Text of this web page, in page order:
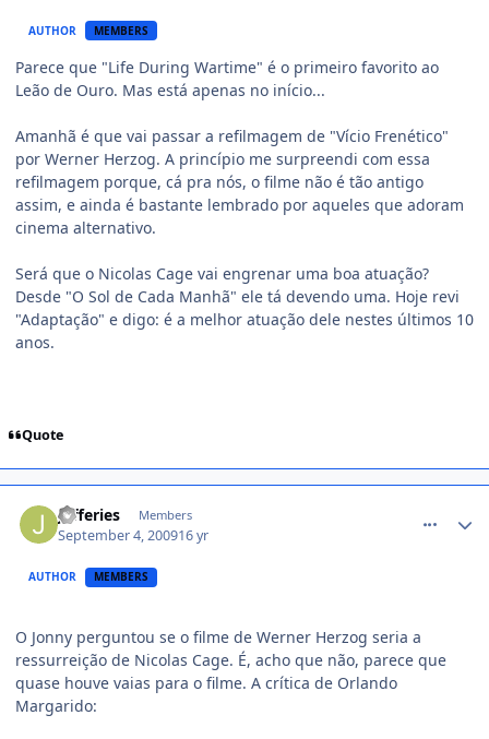
AUTHOR MEMBERS
Parece que "Life During Wartime" é o primeiro favorito ao
Leão de Ouro. Mas está apenas no início...
Amanhã é que vai passar a refilmagem de "Vício Frenético"
por Werner Herzog. A princípio me surpreendi com essa
refilmagem porque, cá pra nós, o filme não é tão antigo
assim, e ainda é bastante lembrado por aqueles que adoram
cinema alternativo.
Será que o Nicolas Cage vai engrenar uma boa atuação?
Desde "O Sol de Cada Manhã" ele tá devendo uma. Hoje revi
"Adaptação" e digo: é a melhor atuação dele nestes últimos 10
anos.
Quote
Jefferies Members
September 4, 200916 yr
AUTHOR MEMBERS
O Jonny perguntou se o filme de Werner Herzog seria a
ressurreição de Nicolas Cage. É, acho que não, parece que
quase houve vaias para o filme. A crítica de Orlando
Margarido: